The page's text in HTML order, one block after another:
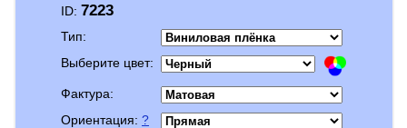
ID: 7223
Тип:
Выберите цвет:
Фактура:
Ориентация: ?